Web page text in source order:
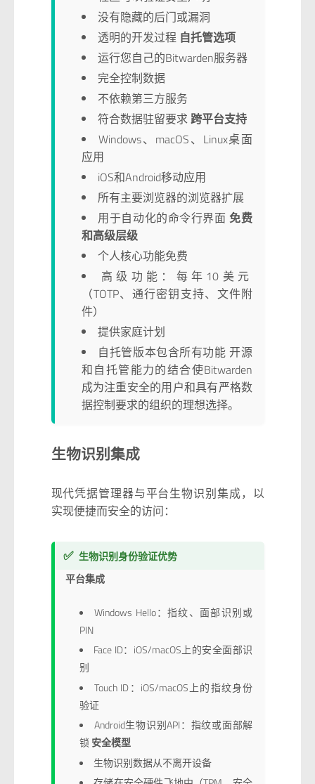
没有隐藏的后门或漏洞
透明的开发过程 自托管选项
运行您自己的Bitwarden服务器
完全控制数据
不依赖第三方服务
符合数据驻留要求跨平台支持
Windows、macOS、Linux桌面
应用
iOS和Android移动应用
所有主要浏览器的浏览器扩展
用于自动化的命令行界面免费
和高级层级
个人核心功能免费
高级功能：每年10美元
（TOTP、通行密钥支持、文件附
件）
提供家庭计划
自托管版本包含所有功能 开源
和自托管能力的结合使Bitwarden
成为注重安全的用户和具有严格数
据控制要求的组织的理想选择。
生物识别集成
现代凭据管理器与平台生物识别集成，以
实现便捷而安全的访问：
✅ 生物识别身份验证优势
平台集成
Windows Hello：指纹、面部识别或
PIN
Face ID：iOS/macOS上的安全面部识
别
Touch ID：iOS/macOS上的指纹身份
验证
Android生物识别API：指纹或面部解
锁 安全模型
生物识别数据从不离开设备